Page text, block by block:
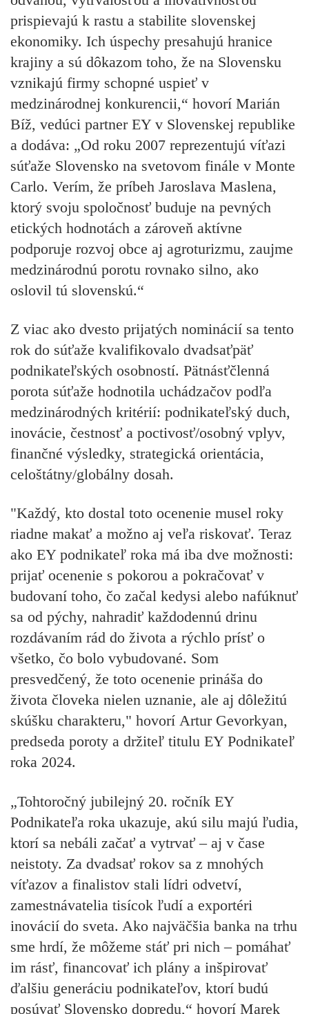
prispievajú k rastu a stabilite slovenskej
ekonomiky. Ich úspechy presahujú hranice
krajiny a sú dôkazom toho, že na Slovensku
vznikajú firmy schopné uspieť v
medzinárodnej konkurencii,“ hovorí Marián
Bíž, vedúci partner EY v Slovenskej republike
a dodáva: „Od roku 2007 reprezentujú víťazi
súťaže Slovensko na svetovom finále v Monte
Carlo. Verím, že príbeh Jaroslava Maslena,
ktorý svoju spoločnosť buduje na pevných
etických hodnotách a zároveň aktívne
podporuje rozvoj obce aj agroturizmu, zaujme
medzinárodnú porotu rovnako silno, ako
oslovil tú slovenskú.“
Z viac ako dvesto prijatých nominácií sa tento
rok do súťaže kvalifikovalo dvadsaťpäť
podnikateľských osobností. Pätnásťčlenná
porota súťaže hodnotila uchádzačov podľa
medzinárodných kritérií: podnikateľský duch,
inovácie, čestnosť a poctivosť/osobný vplyv,
finančné výsledky, strategická orientácia,
celoštátny/globálny dosah.
"Každý, kto dostal toto ocenenie musel roky
riadne makať a možno aj veľa riskovať. Teraz
ako EY podnikateľ roka má iba dve možnosti:
prijať ocenenie s pokorou a pokračovať v
budovaní toho, čo začal kedysi alebo nafúknuť
sa od pýchy, nahradiť každodennú drinu
rozdávaním rád do života a rýchlo prísť o
všetko, čo bolo vybudované. Som
presvedčený, že toto ocenenie prináša do
života človeka nielen uznanie, ale aj dôležitú
skúšku charakteru," hovorí Artur Gevorkyan,
predseda poroty a držiteľ titulu EY Podnikateľ
roka 2024.
„Tohtoročný jubilejný 20. ročník EY
Podnikateľa roka ukazuje, akú silu majú ľudia,
ktorí sa nebáli začať a vytrvať – aj v čase
neistoty. Za dvadsať rokov sa z mnohých
víťazov a finalistov stali lídri odvetví,
zamestnávatelia tisícok ľudí a exportéri
inovácií do sveta. Ako najväčšia banka na trhu
sme hrdí, že môžeme stáť pri nich – pomáhať
im rásť, financovať ich plány a inšpirovať
ďalšiu generáciu podnikateľov, ktorí budú
posúvať Slovensko dopredu,“ hovorí Marek